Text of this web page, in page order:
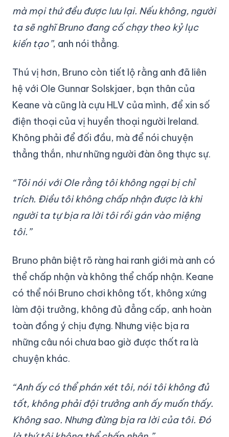
mà mọi thứ đều được lưu lại. Nếu không, người
ta sẽ nghĩ Bruno đang cố chạy theo kỷ lục
kiến tạo”, anh nói thẳng.
Thú vị hơn, Bruno còn tiết lộ rằng anh đã liên
hệ với Ole Gunnar Solskjaer, bạn thân của
Keane và cũng là cựu HLV của mình, để xin số
điện thoại của vị huyền thoại người Ireland.
Không phải để đối đầu, mà để nói chuyện
thẳng thắn, như những người đàn ông thực sự.
“Tôi nói với Ole rằng tôi không ngại bị chỉ
trích. Điều tôi không chấp nhận được là khi
người ta tự bịa ra lời tôi rồi gán vào miệng
tôi.”
Bruno phân biệt rõ ràng hai ranh giới mà anh có
thể chấp nhận và không thể chấp nhận. Keane
có thể nói Bruno chơi không tốt, không xứng
làm đội trưởng, không đủ đẳng cấp, anh hoàn
toàn đồng ý chịu đựng. Nhưng việc bịa ra
những câu nói chưa bao giờ được thốt ra là
chuyện khác.
“Anh ấy có thể phán xét tôi, nói tôi không đủ
tốt, không phải đội trưởng anh ấy muốn thấy.
Không sao. Nhưng đừng bịa ra lời của tôi. Đó